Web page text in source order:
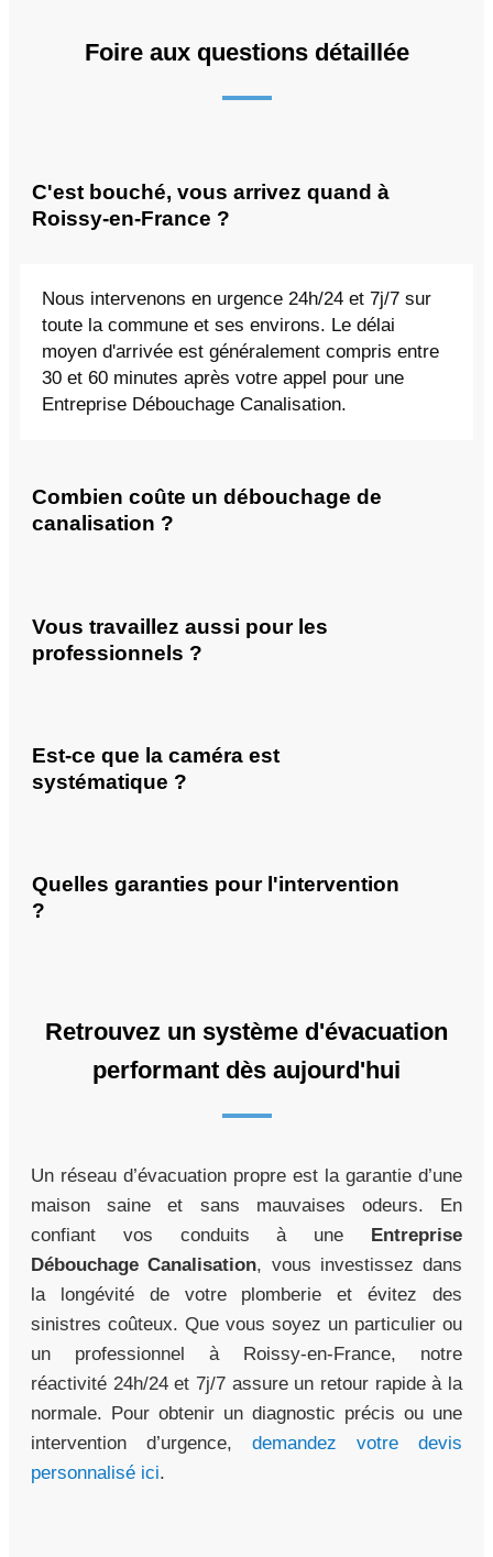
Foire aux questions détaillée
C'est bouché, vous arrivez quand à
Roissy-en-France ?
Nous intervenons en urgence 24h/24 et 7j/7 sur
toute la commune et ses environs. Le délai
moyen d'arrivée est généralement compris entre
30 et 60 minutes après votre appel pour une
Entreprise Débouchage Canalisation.
Combien coûte un débouchage de
canalisation ?
Vous travaillez aussi pour les
professionnels ?
Est-ce que la caméra est
systématique ?
Quelles garanties pour l'intervention
?
Retrouvez un système d'évacuation
performant dès aujourd'hui
Un réseau d’évacuation propre est la garantie d’une
maison saine et sans mauvaises odeurs. En
confiant vos conduits à une Entreprise
Débouchage Canalisation, vous investissez dans
la longévité de votre plomberie et évitez des
sinistres coûteux. Que vous soyez un particulier ou
un professionnel à Roissy-en-France, notre
réactivité 24h/24 et 7j/7 assure un retour rapide à la
normale. Pour obtenir un diagnostic précis ou une
intervention d’urgence, demandez votre devis
personnalisé ici.